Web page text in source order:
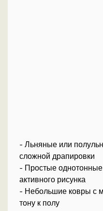
- Льняные или
сложной драпировки
- Простые
активного рисунка
- Небольшие ковры с
тону к полу